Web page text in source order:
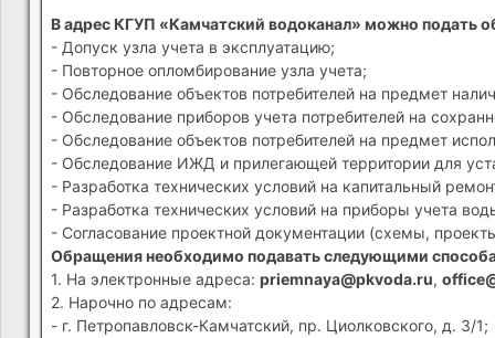
В адрес КГУП «Камчатский водоканал» можно подать
- Допуск узла учета в эксплуатацию;
- Повторное опломбирование узла учета;
- Обследование объектов потребителей на предмет
- Обследование приборов учета потребителей на
- Обследование объектов потребителей на предмет
- Обследование ИЖД и прилегающей территории для
- Разработка технических условий на капитальный
- Разработка технических условий на приборы учета
- Согласование проектной документации (схемы,
Обращения необходимо подавать следующими
1. На электронные адреса: priemnaya@pkvoda.ru,
2. Нарочно по адресам:
- г. Петропавловск-Камчатский, пр. Циолковского, д. 3/1;